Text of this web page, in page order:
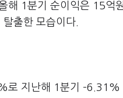
해 1분기 순이익은 15억
출한 모습이다.
로 지난해 1분기 –6.31%